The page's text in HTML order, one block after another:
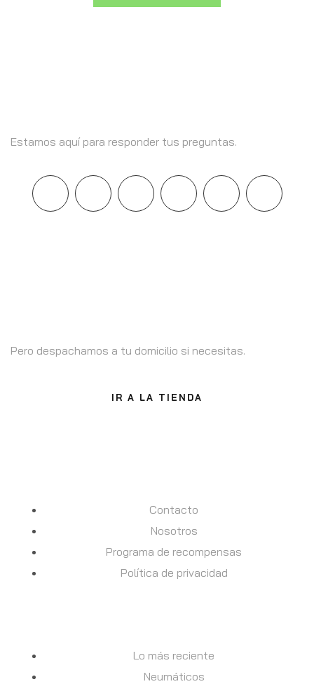
Estamos aquí para responder tus preguntas.
Pero despachamos a tu domicilio si necesitas.
IR A LA TIENDA
Contacto
Nosotros
Programa de recompensas
Política de privacidad
Lo más reciente
Neumáticos